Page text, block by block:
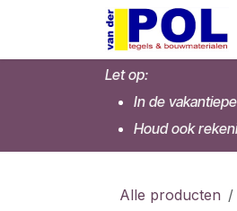
Overslaan naar inhoud
Let op:
In de
Houd ook
Alle producten